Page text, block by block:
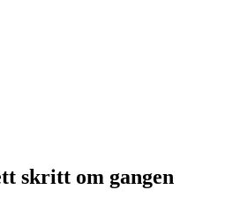
skritt om gangen